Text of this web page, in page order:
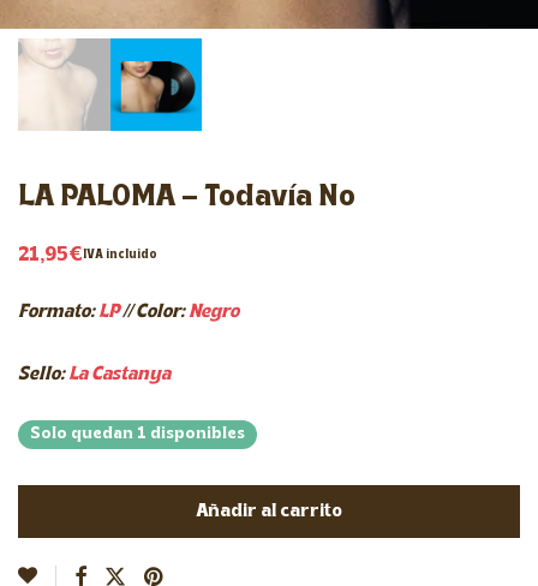
LA PALOMA – Todavía No
21,95€IVA incluido
Formato:LP//Color:Negro
Sello:La Castanya
Solo quedan 1 disponibles
Añadir al carrito